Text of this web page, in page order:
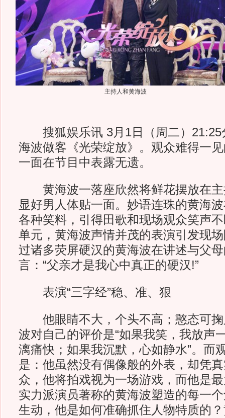
主持人和黄海波
搜狐娱乐讯 3月1日（周二）21:25
海波做客《光荣绽放》。观众难得一
一面在节目中表露无遗。
黄海波一落座欣然将鲜花摆放在主
显好男人体贴一面。妙语连珠的黄海
各种笑料，引得田歌和现场观众笑声
单元，黄海波声情并茂的表演引发现
过诸多荧屏硬汉的黄海波在讲述与父
言：“父亲才是我心中真正的硬汉!”
表演“三字经”稳、准、狠
他眼睛不大，个头不高；憨态可掬
波对自己的评价是“如果我笑，我放声
漓痛快；如果我沉默，心如静水”。而
是：他虽然没有偶像般的外表，却凭
众，他将拍戏视为一场游戏，而他是
实力派演员著称的黄海波塑造的每一
生动，他是如何准确抓住人物特质的